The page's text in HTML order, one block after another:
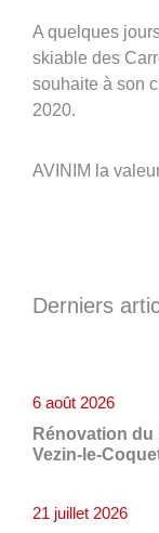
A quelques
skiable des
souhaite à son
2020.
AVINIM la
Derniers
Rénovation
Vezin-le-
6 août 2026
21 juillet 2026